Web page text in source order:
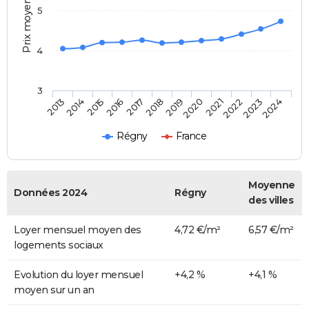
Régny France
201320142015201620172018201920202021202220232024
3
4
5
Données 2024 Régny
Moyenne
des villes
Loyer mensuel moyen des
logements sociaux
4,72 €/m² 6,57 €/m²
Evolution du loyer mensuel
moyen sur un an
+4,2 % +4,1 %